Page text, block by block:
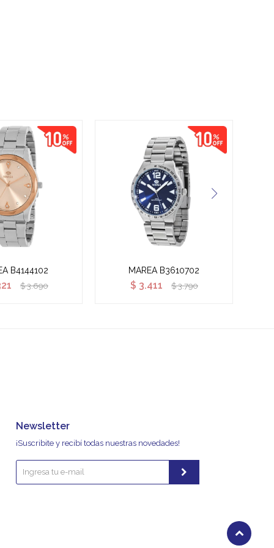
B4144102
$ 3.690
MAREA B3610702
$ 3.411 $ 3.790
Newsletter
¡Suscribite y recibí todas nuestras novedades!